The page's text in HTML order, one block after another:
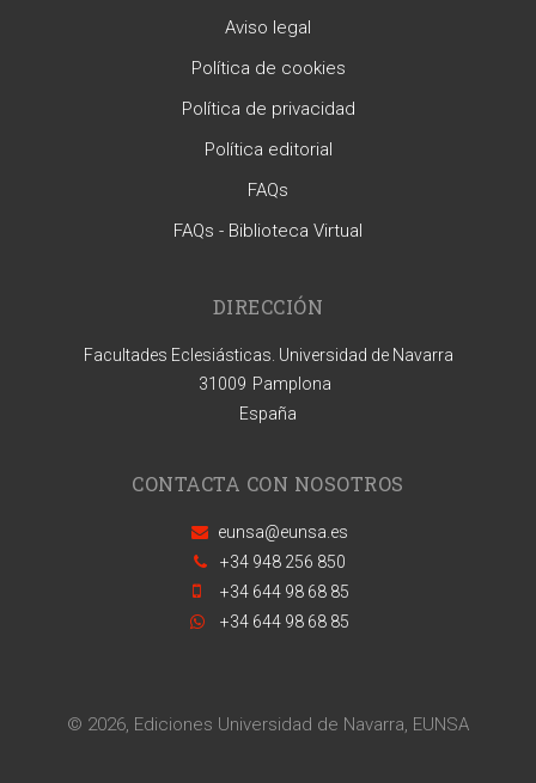
Aviso legal
Política de cookies
Política de privacidad
Política editorial
FAQs
FAQs - Biblioteca Virtual
DIRECCIÓN
Facultades Eclesiásticas. Universidad de Navarra
31009 Pamplona
España
CONTACTA CON NOSOTROS
eunsa@eunsa.es
+34 948 256 850
+34 644 98 68 85
+34 644 98 68 85
© 2026, Ediciones Universidad de Navarra, EUNSA